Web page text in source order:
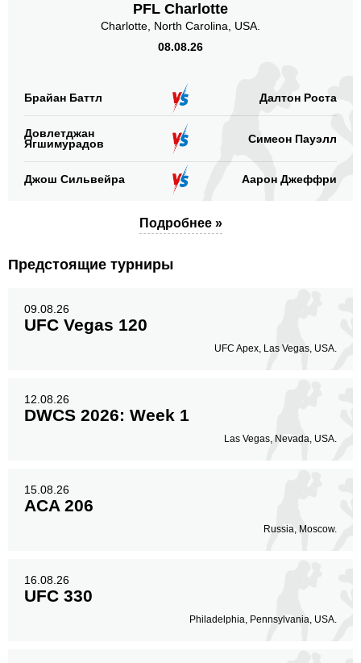
PFL Charlotte
Charlotte, North Carolina, USA.
08.08.26
Брайан Баттл Далтон Роста
Довлетджан
Ягшимурадов
Симеон Пауэлл
Джош Сильвейра Аарон Джеффри
Подробнее »
Предстоящие турниры
09.08.26
UFC Vegas 120
UFC Apex, Las Vegas, USA.
12.08.26
DWCS 2026: Week 1
Las Vegas, Nevada, USA.
15.08.26
ACA 206
Russia, Moscow.
16.08.26
UFC 330
Philadelphia, Pennsylvania, USA.